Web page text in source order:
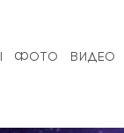
ФОТО ВИДЕО